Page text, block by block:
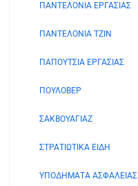
ΠΑΝΤΕΛΟΝΙΑ ΕΡΓΑΣΙΑΣ
ΠΑΝΤΕΛΟΝΙΑ ΤΖΙΝ
ΠΑΠΟΥΤΣΙΑ ΕΡΓΑΣΙΑΣ
ΠΟΥΛΟΒΕΡ
ΣΑΚΒΟΥΑΓΙΑΖ
ΣΤΡΑΤΙΩΤΙΚΑ ΕΙΔΗ
ΥΠΟΔΗΜΑΤΑ ΑΣΦΑΛΕΙΑΣ